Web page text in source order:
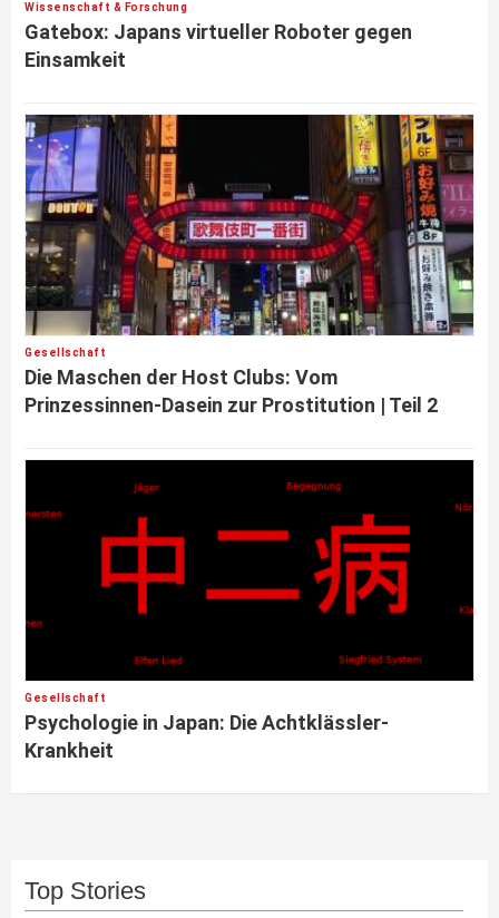
Wissenschaft & Forschung
Gatebox: Japans virtueller Roboter gegen
Einsamkeit
Gesellschaft
Die Maschen der Host Clubs: Vom
Prinzessinnen-Dasein zur Prostitution | Teil 2
Gesellschaft
Psychologie in Japan: Die Achtklässler-
Krankheit
Top Stories